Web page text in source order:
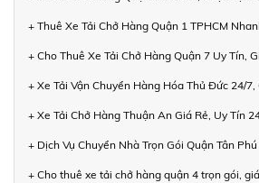
+ Thuê Xe Tải Chở Hàng Quận 1 TPHCM
+ Cho Thuê Xe Tải Chở Hàng Quận 7 Uy Tín,
+ Xe Tải Vận Chuyển Hàng Hóa Thủ Đức 24/
+ Xe Tải Chở Hàng Thuận An Giá Rẻ, Uy Tín
+ Dịch Vụ Chuyển Nhà Trọn Gói Quận Tân
+ Cho thuê xe tải chở hàng quận 4 trọn gói,